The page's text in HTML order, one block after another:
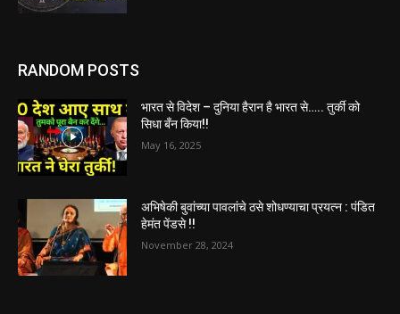
RANDOM POSTS
भारत से विदेश – दुनिया हैरान है भारत से….. तुर्की को
सिधा बँन किया!!
May 16, 2025
अभिषेकी बुवांच्या पावलांचे ठसे शोधण्याचा प्रयत्न : पंडित
हेमंत पेंडसे !!
November 28, 2024